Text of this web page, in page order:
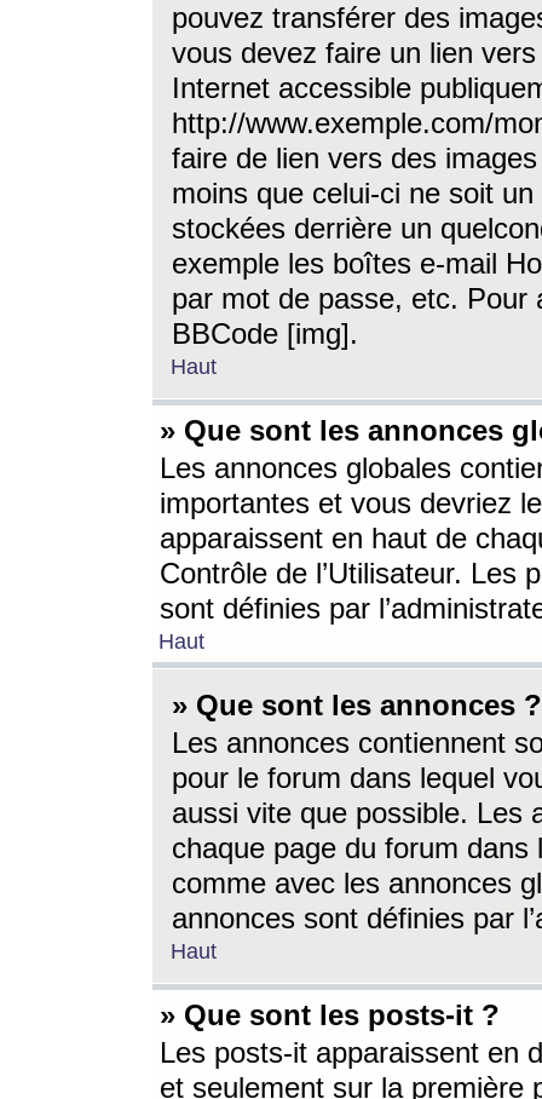
pouvez transférer des
vous devez faire un lien
Internet accessible
http://www.exemple.com/
faire de lien vers des
moins que celui-ci ne soit
stockées derrière un
exemple les boîtes e-mail
par mot de passe, etc. Pour
BBCode [img].
Haut
» Que sont les annonces
Les annonces globales
importantes et vous devriez
apparaissent en haut de
Contrôle de l’Utilisateur. Les
sont définies par
Haut
» Que sont les annonces ?
Les annonces contiennent
pour le forum dans lequel
aussi vite que possible. Les
chaque page du forum dans
comme avec les annonces
annonces sont définies par
Haut
» Que sont les posts-it ?
Les posts-it apparaissent en
et seulement sur la première